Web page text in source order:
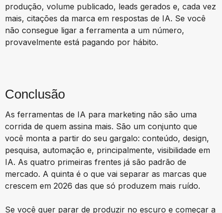
produção, volume publicado, leads gerados e, cada vez
mais, citações da marca em respostas de IA. Se você
não consegue ligar a ferramenta a um número,
provavelmente está pagando por hábito.
Conclusão
As ferramentas de IA para marketing não são uma
corrida de quem assina mais. São um conjunto que
você monta a partir do seu gargalo: conteúdo, design,
pesquisa, automação e, principalmente, visibilidade em
IA. As quatro primeiras frentes já são padrão de
mercado. A quinta é o que vai separar as marcas que
crescem em 2026 das que só produzem mais ruído.
Se você quer parar de produzir no escuro e começar a